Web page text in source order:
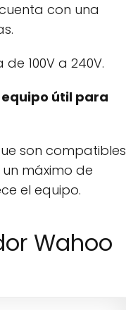
con una
100V a 240V.
equipo útil para
son compatibles
máximo de
el equipo.
Wahoo